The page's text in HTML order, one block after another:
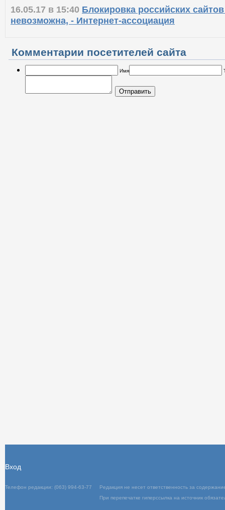
16.05.17 в 15:40 Блокировка российских
невозможна, - Интернет-ассоциация
Комментарии посетителей сайта
Имя
Отправить
Телефон редакции: (063) 994-63-77
При